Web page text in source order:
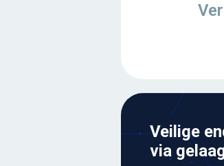
Veilige
via